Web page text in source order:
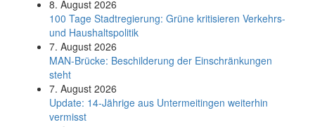
8. August 2026
100 Tage Stadtregierung: Grüne kritisieren Verkehrs-
und Haushaltspolitik
7. August 2026
MAN-Brücke: Beschilderung der Einschränkungen
steht
7. August 2026
Update: 14-Jährige aus Untermeitingen weiterhin
vermisst